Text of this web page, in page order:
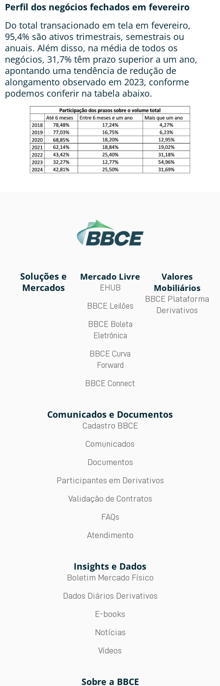
Perfil dos negócios fechados em fevereiro
Do total transacionado em tela em fevereiro,
95,4% são ativos trimestrais, semestrais ou
anuais. Além disso, na média de todos os
negócios, 31,7% têm prazo superior a um ano,
apontando uma tendência de redução de
alongamento observado em 2023, conforme
podemos conferir na tabela abaixo.
Soluções e
Mercados
Mercado Livre
EHUB
BBCE Leilões
BBCE Boleta
Eletrônica
BBCE Curva
Forward
BBCE Connect
Valores
Mobiliários
BBCE Plataforma
Derivativos
Comunicados e Documentos
Cadastro BBCE
Comunicados
Documentos
Participantes em Derivativos
Validação de Contratos
FAQs
Atendimento
Insights e Dados
Boletim Mercado Físico
Dados Diários Derivativos
E-books
Notícias
Vídeos
Sobre a BBCE